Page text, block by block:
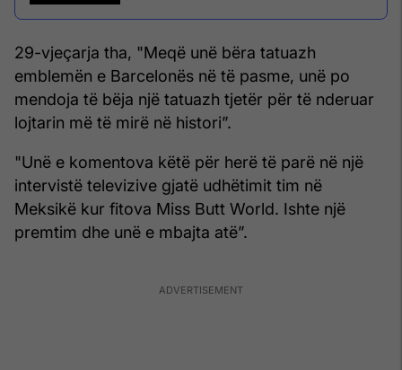
29-vjeçarja tha, "Meqë unë bëra tatuazh
emblemën e Barcelonës në të pasme, unë po
mendoja të bëja një tatuazh tjetër për të nderuar
lojtarin më të mirë në histori”.
"Unë e komentova këtë për herë të parë në një
intervistë televizive gjatë udhëtimit tim në
Meksikë kur fitova Miss Butt World. Ishte një
premtim dhe unë e mbajta atë”.